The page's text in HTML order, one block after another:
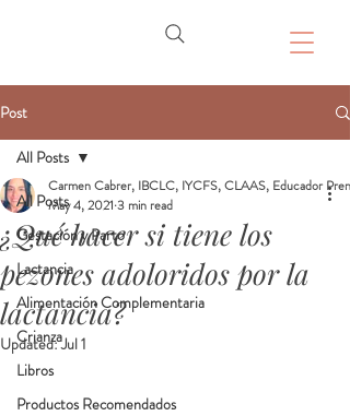
Post
All Posts
Gestación y Parto
Lactancia
Alimentación Complementaria
Crianza
Libros
Productos Recomendados
All Posts
¿Qué hacer si tiene los
pezones adoloridos por la
lactancia?
Carmen Cabrer, IBCLC, IYCFS, CLAAS, Educador
May 4, 2021 3 min read
Updated:Jul 1